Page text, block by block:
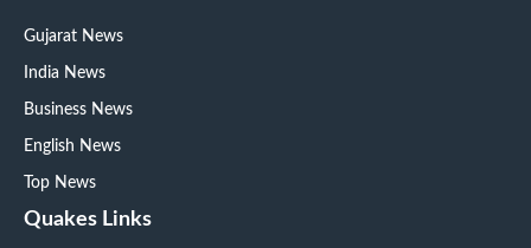
Gujarat News
India News
Business News
English News
Top News
Quakes Links